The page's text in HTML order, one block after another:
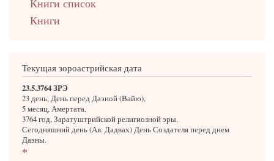
Книги список
Книги
Текущая зороастрийская дата
23.5.3764 ЗРЭ
23 день, День перед Даэной (Вайю),
5 месяц, Амертата,
3764 год, Заратуштрийской религиозной эры.
Сегодняшний день (Ав. Дадвах) День Создателя перед днем
Даэны.
*